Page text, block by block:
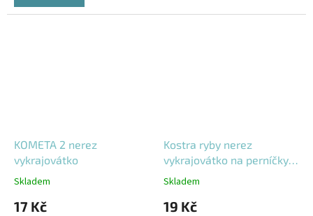
KOMETA 2 nerez
vykrajovátko
Skladem
17 Kč
Kostra ryby nerez
vykrajovátko na perníčky a
cukroví
Skladem
19 Kč